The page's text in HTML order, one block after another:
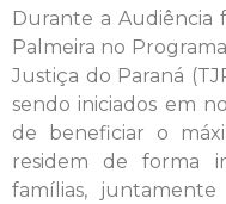
Durante a Audiência
Palmeira no
Justiça do Paraná
sendo iniciados em
de beneficiar o
residem de forma
famílias,